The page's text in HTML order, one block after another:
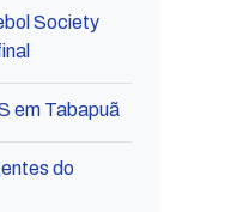
Society
em Tabapuã
do